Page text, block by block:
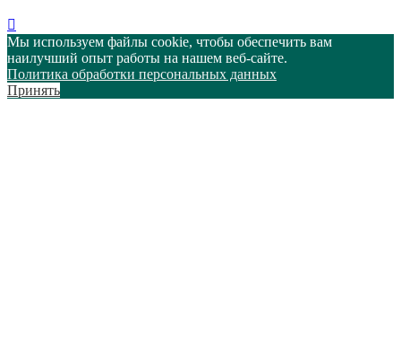
Мы используем файлы cookie, чтобы обеспечить вам
наилучший опыт работы на нашем веб-сайте.
Политика обработки персональных данных
Принять